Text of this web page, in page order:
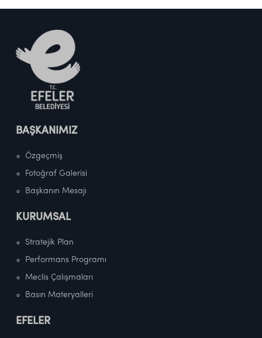
BAŞKANIMIZ
Özgeçmiş
Fotoğraf Galerisi
Başkanın Mesajı
KURUMSAL
Stratejik Plan
Performans Programı
Meclis Çalışmaları
Basın Materyalleri
EFELER